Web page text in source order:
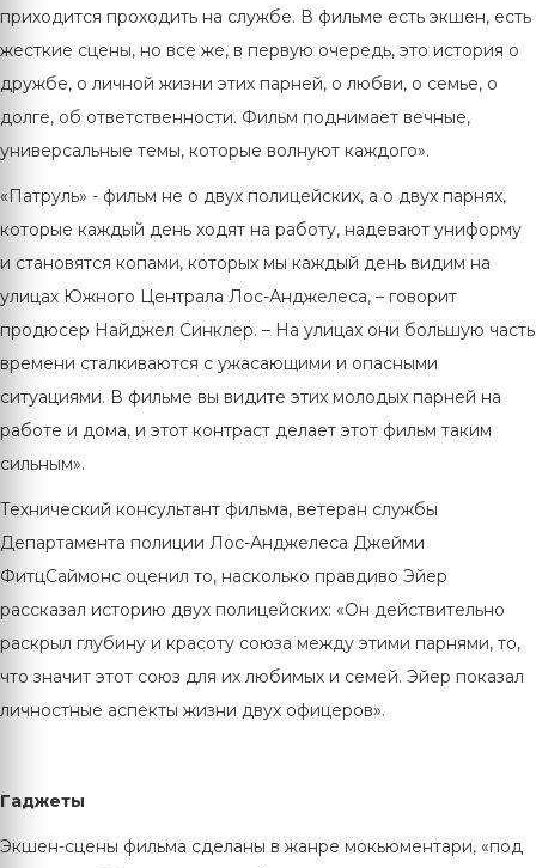
приходится проходить на службе. В фильме есть экшен, есть
жесткие сцены, но все же, в первую очередь, это история о
дружбе, о личной жизни этих парней, о любви, о семье, о
долге, об ответственности. Фильм поднимает вечные,
универсальные темы, которые волнуют каждого».
«Патруль» - фильм не о двух полицейских, а о двух парнях,
которые каждый день ходят на работу, надевают униформу
и становятся копами, которых мы каждый день видим на
улицах Южного Централа Лос-Анджелеса, – говорит
продюсер Найджел Синклер. – На улицах они большую часть
времени сталкиваются с ужасающими и опасными
ситуациями. В фильме вы видите этих молодых парней на
работе и дома, и этот контраст делает этот фильм таким
сильным».
Технический консультант фильма, ветеран службы
Департамента полиции Лос-Анджелеса Джейми
ФитцСаймонс оценил то, насколько правдиво Эйер
рассказал историю двух полицейских: «Он действительно
раскрыл глубину и красоту союза между этими парнями, то,
что значит этот союз для их любимых и семей. Эйер показал
личностные аспекты жизни двух офицеров».
Гаджеты
Экшен-сцены фильма сделаны в жанре мокьюментари, «под